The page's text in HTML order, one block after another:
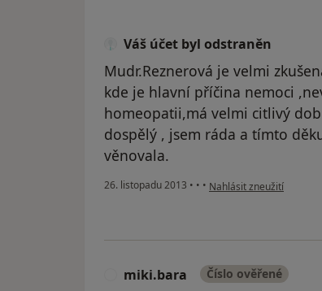
Váš účet byl odstraněn
Mudr.Reznerová je velmi
kde je hlavní příčina nemoci
homeopatii,má velmi citlivý
dospělý , jsem ráda a tímto
věnovala.
26. listopadu 2013 • • • podle názoru uživatele
Nahlásit zneužití
miki.bara Číslo ověřené